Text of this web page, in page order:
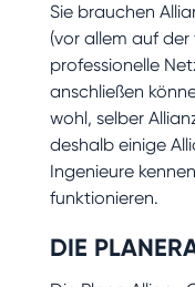
Sie brauchen
(vor allem auf
professionelle
anschließen
wohl, selber
deshalb einige
Ingenieure
funktionieren.
DIE